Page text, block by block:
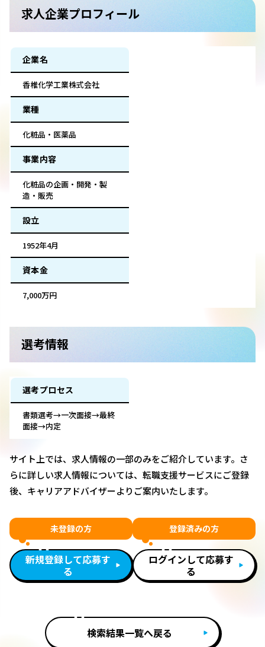
求人企業プロフィール
企業名
香椎化学工業株式会社
業種
化粧品・医薬品
事業内容
化粧品の企画・開発・製
造・販売
設立
1952年4月
資本金
7,000万円
選考情報
選考プロセス
書類選考→一次面接→最終
面接→内定
サイト上では、求人情報の一部のみをご紹介しています。さ
らに詳しい求人情報については、転職支援サービスにご登録
後、キャリアアドバイザーよりご案内いたします。
未登録の方
新規登録して応募す
る
登録済みの方
ログインして応募す
る
検索結果一覧へ戻る